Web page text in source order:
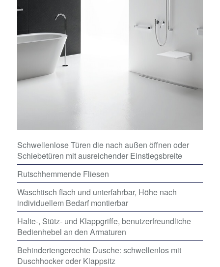
Schwellenlose Türen die nach außen öffnen oder
Schiebetüren mit ausreichender Einstiegsbreite
Rutschhemmende Fliesen
Waschtisch flach und unterfahrbar, Höhe nach
individuellem Bedarf montierbar
Halte-, Stütz- und Klappgriffe, benutzerfreundliche
Bedienhebel an den Armaturen
Behindertengerechte Dusche: schwellenlos mit
Duschhocker oder Klappsitz